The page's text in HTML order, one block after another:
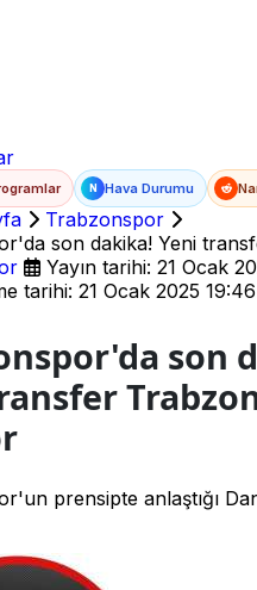
N Hava Durumu
Trabzonspor
son dakika! Yeni
Yayın tarihi: 21 Ocak
tarihi: 21 Ocak 2025 19:46
son
prensipte anlaştığı